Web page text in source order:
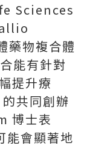
Sciences
物複合體
能有針對
提升療
共同創辦
博士表
能會顯著地